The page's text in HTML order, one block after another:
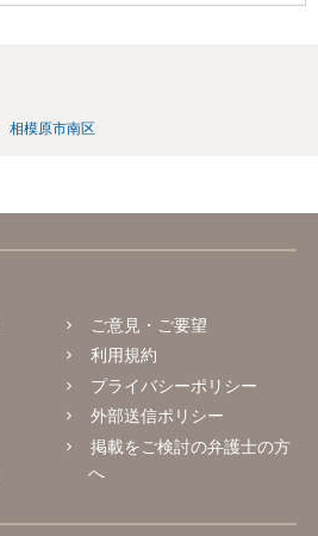
相模原市南区
ご意見・ご要望
利用規約
プライバシーポリシー
外部送信ポリシー
掲載をご検討の弁護士の方
へ